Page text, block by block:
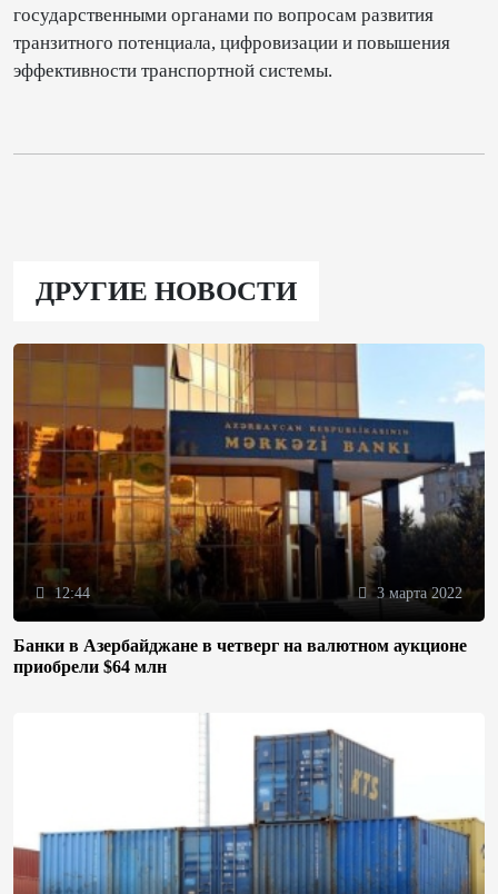
государственными органами по вопросам развития
транзитного потенциала, цифровизации и повышения
эффективности транспортной системы.
ДРУГИЕ НОВОСТИ
12:44 3 марта 2022
Банки в Азербайджане в четверг на валютном аукционе
приобрели $64 млн